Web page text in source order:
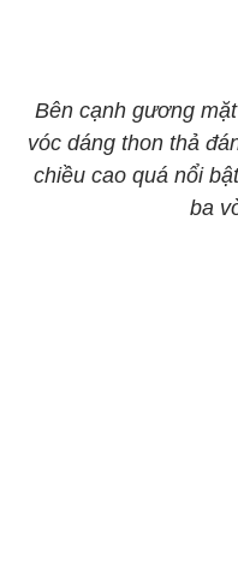
Bên cạnh gương
vóc dáng thon thả
chiều cao quá nổi
ba